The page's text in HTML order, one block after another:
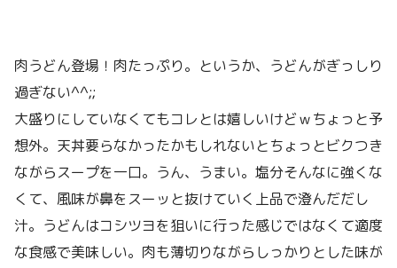
肉うどん登場！肉たっぷり。というか、うどんがぎっしり
過ぎない^^;;
大盛りにしていなくてもコレとは嬉しいけどｗちょっと予
想外。天丼要らなかったかもしれないとちょっとビクつき
ながらスープを一口。うん、うまい。塩分そんなに強くな
くて、風味が鼻をスーッと抜けていく上品で澄んだだし
汁。うどんはコシツヨを狙いに行った感じではなくて適度
な食感で美味しい。肉も薄切りながらしっかりとした味が